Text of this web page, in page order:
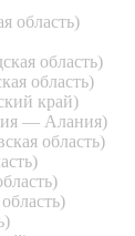
область)
область)
область)
край)
— Алания)
область)